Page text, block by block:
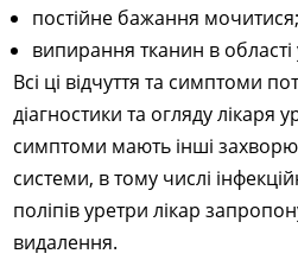
постійне бажання мочитися;
випирання тканин в області
Всі ці відчуття та симптоми
діагностики та огляду лікаря
симптоми мають інші
системи, в тому числі
поліпів уретри лікар
видалення.